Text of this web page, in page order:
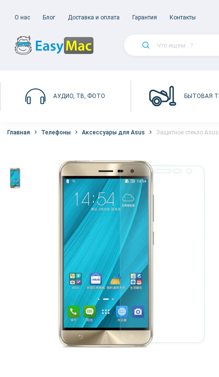
О нас Блог Доставка и оплата Гарантия Контакты
АУДИО, ТВ, ФОТО БЫТОВАЯ
Главная Телефоны Аксессуары для Asus Защитное стекло